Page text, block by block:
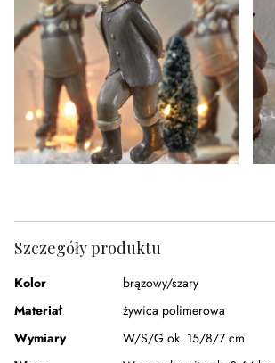
Szczegóły produktu
Kolor
brązowy/szary
Materiał
żywica polimerowa
Wymiary
W/S/G ok. 15/8/7 cm